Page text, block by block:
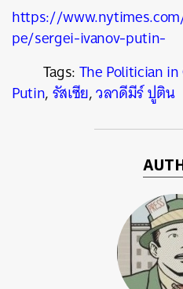
https://
pe/sergei-ivanov-putin-
Tags:The Politician in
Putin,รัสเซีย,วลาดีมีร์ ปูติน